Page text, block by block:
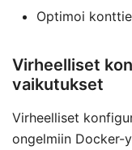
Optimoi
Virheelliset
vaikutukset
Virheelliset
ongelmiin Docker-